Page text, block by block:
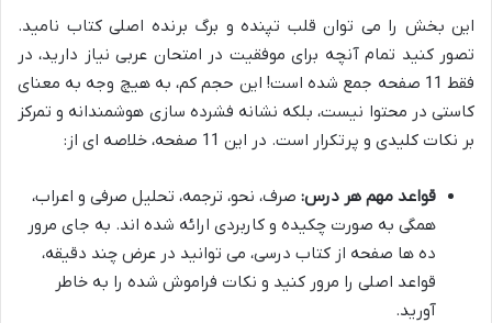
این بخش را می توان قلب تپنده و برگ برنده اصلی کتاب نامید.
تصور کنید تمام آنچه برای موفقیت در امتحان عربی نیاز دارید، در
فقط 11 صفحه جمع شده است! این حجم کم، به هیچ وجه به معنای
کاستی در محتوا نیست، بلکه نشانه فشرده سازی هوشمندانه و تمرکز
بر نکات کلیدی و پرتکرار است. در این 11 صفحه، خلاصه ای از:
قواعد مهم هر درس: صرف، نحو، ترجمه، تحلیل صرفی و اعراب،
همگی به صورت چکیده و کاربردی ارائه شده اند. به جای مرور
ده ها صفحه از کتاب درسی، می توانید در عرض چند دقیقه،
قواعد اصلی را مرور کنید و نکات فراموش شده را به خاطر
آورید.